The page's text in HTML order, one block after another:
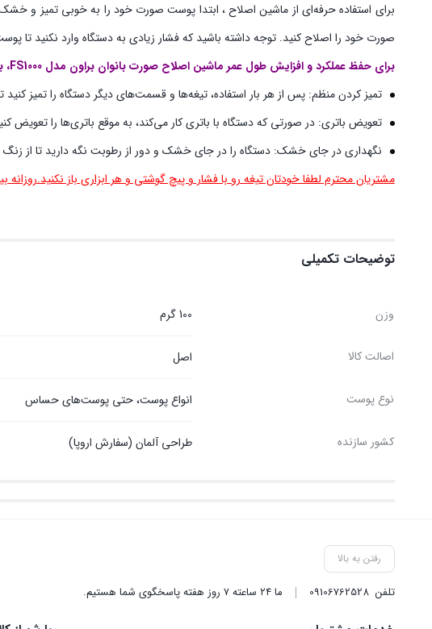
برای استفاده حرفه‌ای از ماشین اصلاح ، ابتدا پوست صورت خود را به خوبی تمیز و
صورت خود را اصلاح کنید. توجه داشته باشید که فشار زیادی به دستگاه وارد نکنید تا
برای حفظ عملکرد و افزایش طول عمر ماشین اصلاح صورت بانوان براون مدل FS1000، به موارد زیر توجه کنید:
تمیز کردن منظم: پس از هر بار استفاده، تیغه‌ها و قسمت‌های دیگر دستگاه را تمیز
تعویض باتری: در صورتی که دستگاه با باتری کار می‌کند، به موقع باتری‌ها را تعویض
نگهداری در جای خشک: دستگاه را در جای خشک و دور از رطوبت نگه دارید تا از
مشتریان محترم لطفا خودتان تیغه رو با فشار و پیچ گوشتی و هر ابزاری باز
توضیحات تکمیلی
وزن 100 گرم
اصالت کالا اصل
نوع پوست انواع پوست، حتی پوست‎‌های حساس
کشور سازنده طراحی آلمان (سفارش اروپا)
رفتن به بالا
تلفن09106762528 ما ۲۴ ساعته ۷ روز هفته پاسخگوی شما هستیم.